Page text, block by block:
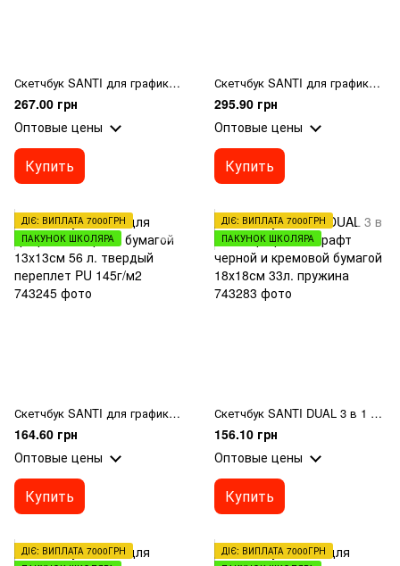
Скетчбук SANTI для графики 15х15см 80 л. твердый переплет PU 110г/м2 красный
267.00 грн
Оптовые цены
Купить
Скетчбук SANTI для графики 13х21см 80 л. твердый переплет PU 110г/м2 красный
295.90 грн
Оптовые цены
Купить
ДІЄ: ВИПЛАТА 7000ГРН
ПАКУНОК ШКОЛЯРА
Скетчбук SANTI для графики с черной бумагой 13x13см 56 л. твердый переплет PU 145г/м2
164.60 грн
Оптовые цены
Купить
ДІЄ: ВИПЛАТА 7000ГРН
ПАКУНОК ШКОЛЯРА
Скетчбук SANTI DUAL 3 в 1 для графики с крафт черной и кремовой бумагой 18х18см 33л. пружина
156.10 грн
Оптовые цены
Купить
ДІЄ: ВИПЛАТА 7000ГРН
ДІЄ: ВИПЛАТА 7000ГРН